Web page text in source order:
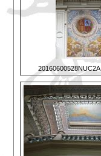
20160600528NUC2A